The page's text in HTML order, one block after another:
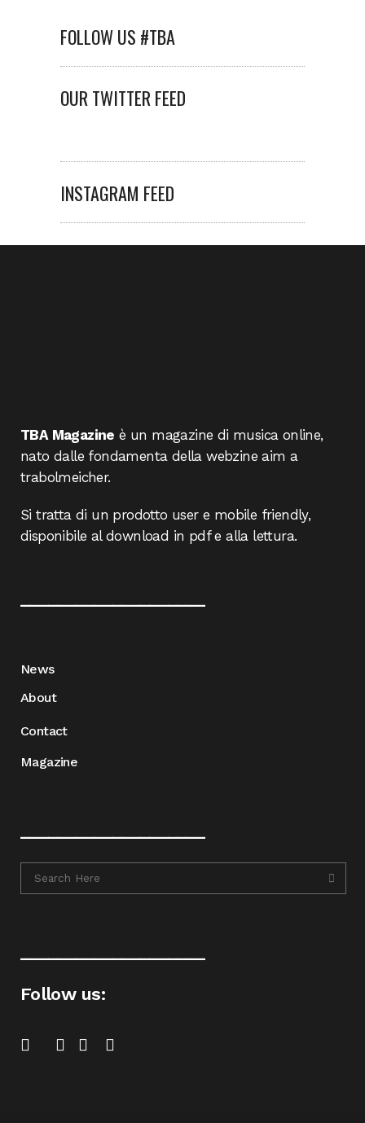
FOLLOW US #TBA
OUR TWITTER FEED
INSTAGRAM FEED
TBA Magazine è un magazine di musica online,
nato dalle fondamenta della webzine aim a
trabolmeicher.
Si tratta di un prodotto user e mobile friendly,
disponibile al download in pdf e alla lettura.
News
About
Contact
Magazine
Follow us: